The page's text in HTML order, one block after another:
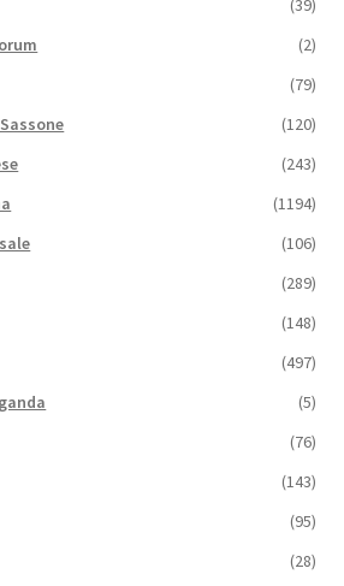
(39)
(2)
(79)
(120)
(243)
(1194)
(106)
(289)
(148)
(497)
(5)
(76)
(143)
(95)
(28)